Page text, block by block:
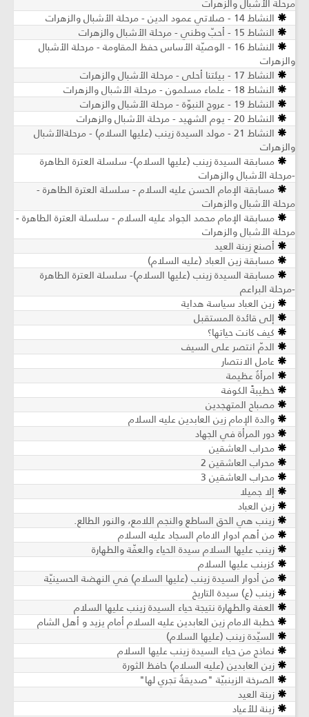
مرحلة الأشبال والزهرات
النشاط 14 - صلاتي عمود الدين - مرحلة الأشبال والزهرات
النشاط 15 - أحبّ وطني - مرحلة الأشبال والزهرات
النشاط 16 - الوصيّة الأساس حفظ المقاومة - مرحلة الأشبال
والزهرات
النشاط 17 - بيئتنا أحلى - مرحلة الأشبال والزهرات
النشاط 18 - علماء مسلمون - مرحلة الأشبال والزهرات
النشاط 19 - عروج النبوّة - مرحلة الأشبال والزهرات
النشاط 20 - يوم الشهيد - مرحلة الأشبال والزهرات
النشاط 21 - مولد السيدة زينب (عليها السلام) - مرحلةالأشبال
والزهرات
مسابقة السيدة زينب (عليها السلام)- سلسلة العترة الطاهرة
-مرحلة الأشبال والزهرات
مسابقة الإمام الحسن عليه السلام - سلسلة العترة الطاهرة -
مرحلة الأشبال والزهرات
مسابقة الإمام محمد الجواد عليه السلام - سلسلة العترة الطاهرة -
مرحلة الأشبال والزهرات
أصنع زينة العيد
مسابقة زين العباد (عليه السلام)
مسابقة السيدة زينب (عليها السلام)- سلسلة العترة الطاهرة
-مرحلة البراعم
زين العباد سياسة هداية
إلى قائدة المستقبل
كيف كانت حياتها؟
الدمّ انتصر على السيف
عامل الانتصار
امرأةٌ عظيمة
خطيبةً الكوفة
مصباح المتهجدين
والدة الإمام زين العابدين عليه السلام
دور المرأة في الجهاد
محراب العاشقين
محراب العاشقين 2
محراب العاشقين 3
إلا جميلا
زين العباد
زينب هي الحق الساطع والنجم اللامع، والنور الطالع.
من أهم ادوار الامام السجاد عليه السلام
زينب عليها السلام سيدة الحياء والعفّة والطهارة
كزينب عليها السلام
من أدوار السيدة زينب (عليها السلام) في النهضة الحسينيّة
زينب (ع) سيدة التاريخ
العفة والطهارة نتيجة حياء السيدة زينب عليها السلام
خطبة الامام زين العابدين عليه السلام أمام يزيد و أهل الشام
السيّدة زينب (عليها السلام)
نماذج من حياء السيدة زينب عليها السلام
زين العابدين (عليه السلام) حافظ الثورة
الصرخة الزينبيّة "صديقةٌ تجري لها"
زينة العيد
زينة للأعياد